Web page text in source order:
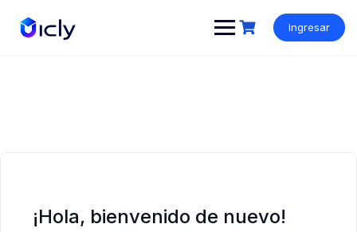
Ingresar
¡Hola, bienvenido de nuevo!